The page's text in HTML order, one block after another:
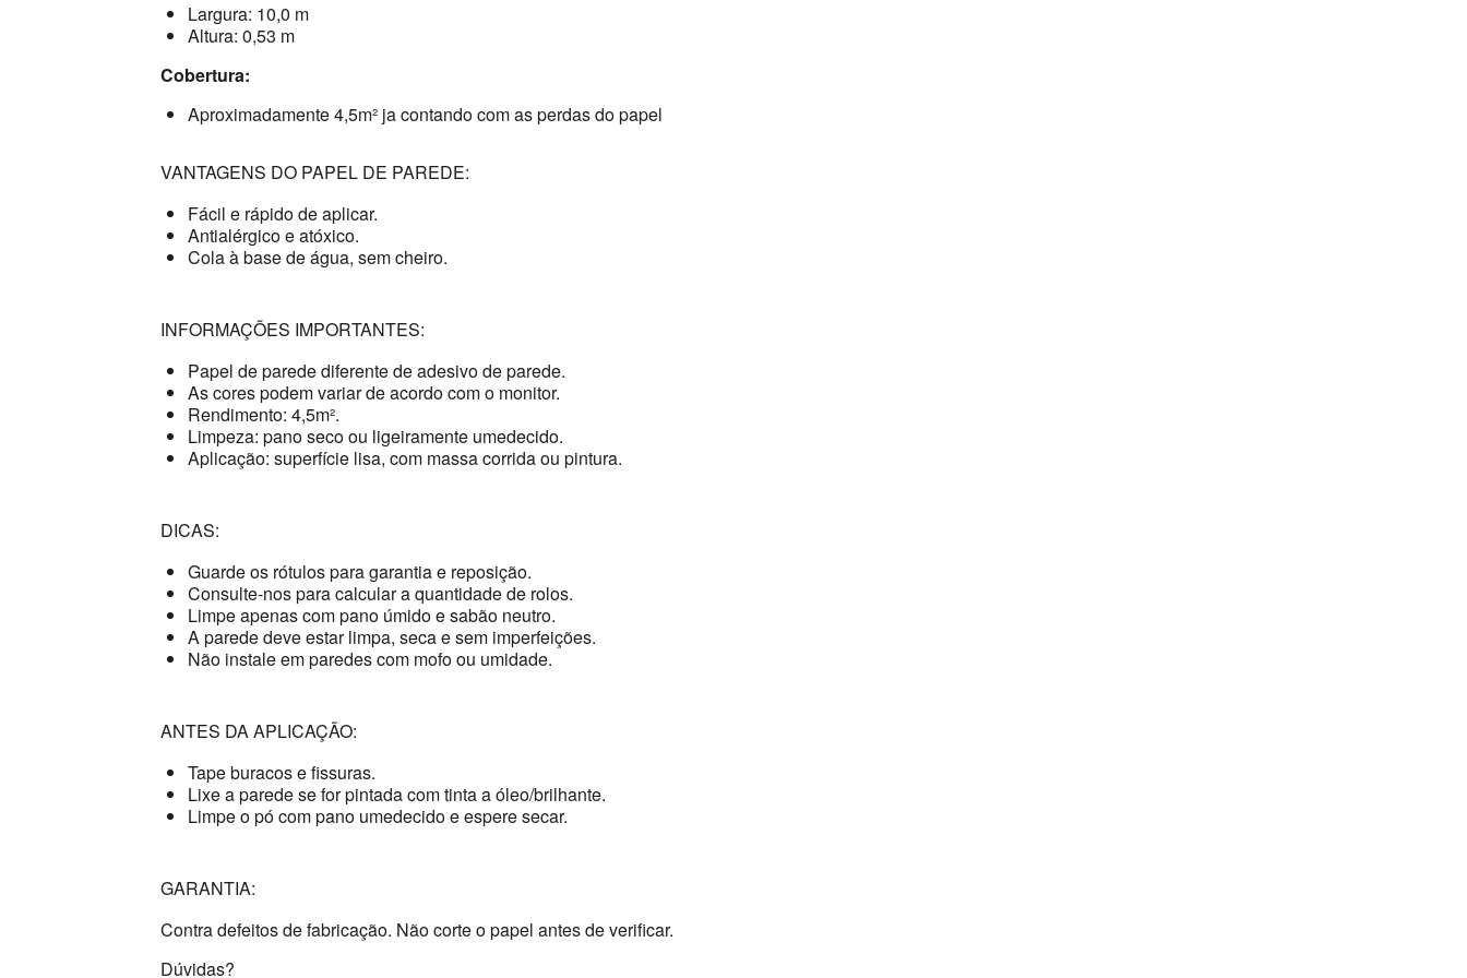
Largura: 10,0 m
Altura: 0,53 m
Cobertura:
Aproximadamente 4,5m² ja contando com as perdas do papel
VANTAGENS DO PAPEL DE PAREDE:
Fácil e rápido de aplicar.
Antialérgico e atóxico.
Cola à base de água, sem cheiro.
INFORMAÇÕES IMPORTANTES:
Papel de parede diferente de adesivo de parede.
As cores podem variar de acordo com o monitor.
Rendimento: 4,5m².
Limpeza: pano seco ou ligeiramente umedecido.
Aplicação: superfície lisa, com massa corrida ou pintura.
DICAS:
Guarde os rótulos para garantia e reposição.
Consulte-nos para calcular a quantidade de rolos.
Limpe apenas com pano úmido e sabão neutro.
A parede deve estar limpa, seca e sem imperfeições.
Não instale em paredes com mofo ou umidade.
ANTES DA APLICAÇÃO:
Tape buracos e fissuras.
Lixe a parede se for pintada com tinta a óleo/brilhante.
Limpe o pó com pano umedecido e espere secar.
GARANTIA:
Contra defeitos de fabricação. Não corte o papel antes de verificar.
Dúvidas?